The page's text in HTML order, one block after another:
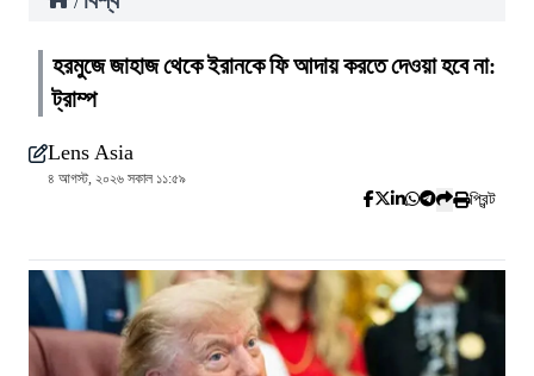
হরমুজে জাহাজ থেকে ইরানকে ফি আদায় করতে দেওয়া হবে না:
ট্রাম্প
Lens Asia
৪ আগস্ট, ২০২৬ সকাল ১১:৫৯
প্রিন্ট